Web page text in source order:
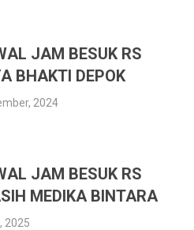
JAM BESUK RS
BHAKTI DEPOK
2024
JAM BESUK RS
MEDIKA BINTARA
2025